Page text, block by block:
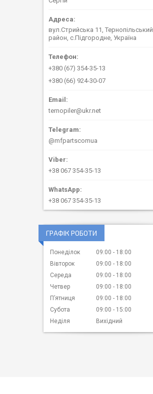
вул.Стрийська 11, Тернопільський
район, с.Підгородне, Україна
+380 (67) 354-35-13
+380 (66) 924-30-07
ternopiler@ukr.net
@mfpartscomua
+38 067 354-35-13
+38 067 354-35-13
ГРАФІК РОБОТИ
Понеділок 09:00
18:00
Вівторок
09:00
18:00
Середа
09:00
18:00
Четвер
09:00
18:00
Пʼятниця
09:00
18:00
Субота
09:00
15:00
Неділя
Вихідний